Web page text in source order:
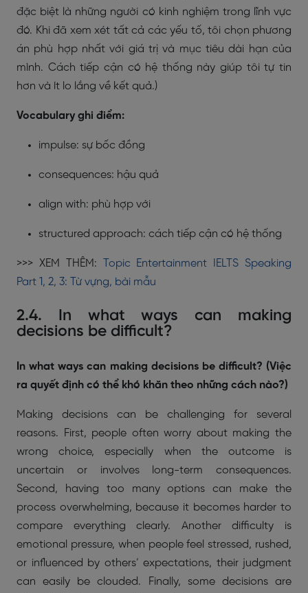
đặc biệt là những người có kinh nghiệm trong lĩnh vực
đó. Khi đã xem xét tất cả các yếu tố, tôi chọn phương
án phù hợp nhất với giá trị và mục tiêu dài hạn của
mình. Cách tiếp cận có hệ thống này giúp tôi tự tin
hơn và ít lo lắng về kết quả.)
Vocabulary ghi điểm:
impulse: sự bốc đồng
consequences: hậu quả
align with: phù hợp với
structured approach: cách tiếp cận có hệ thống
>>> XEM THÊM:
Topic Entertainment IELTS Speaking
Part 1, 2, 3: Từ vựng, bài mẫu
2.4. In what ways can making
decisions be difficult?
In what ways can making decisions be difficult? (Việc
ra quyết định có thể khó khăn theo những cách nào?)
Making decisions can be challenging for several
reasons. First, people often worry about making the
wrong choice, especially when the outcome is
uncertain or involves long-term consequences.
Second, having too many options can make the
process overwhelming, because it becomes harder to
compare everything clearly. Another difficulty is
emotional pressure, when people feel stressed, rushed,
or influenced by others’ expectations, their judgment
can easily be clouded. Finally, some decisions are